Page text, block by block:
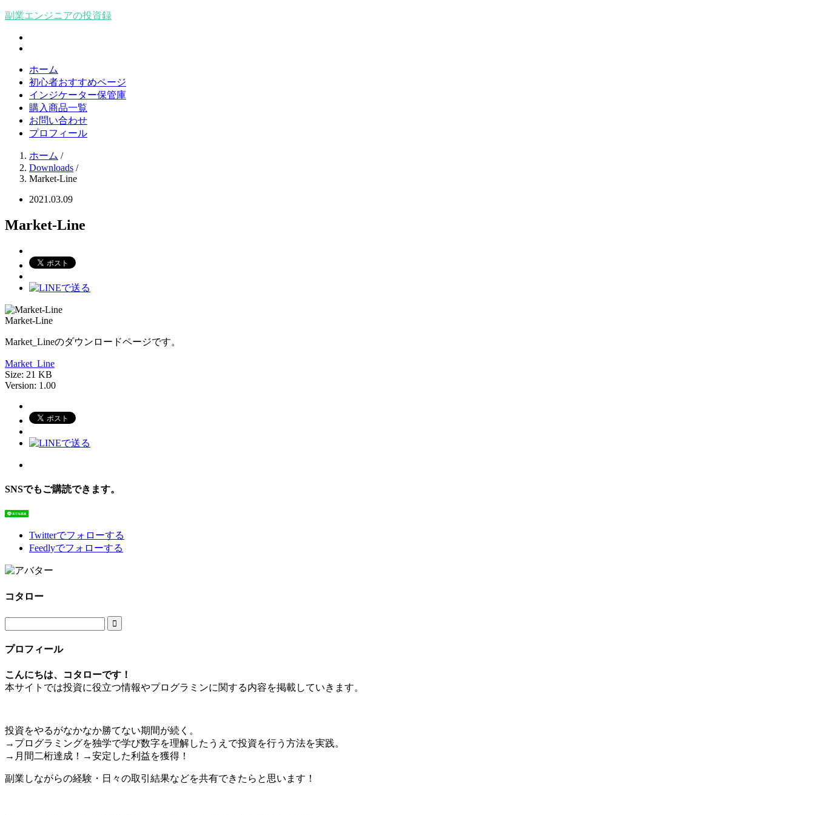
副業エンジニアの投資録
ホーム
初心者おすすめページ
インジケーター保管庫
購入商品一覧
お問い合わせ
プロフィール
ホーム /
Downloads /
Market-Line
2021.03.09
Market-Line
Market-Line
Market_Lineのダウンロードページです。
Market_Line
Size: 21 KB
Version: 1.00
SNSでもご購読できます。
Twitterでフォローする
Feedlyでフォローする
コタロー

プロフィール
こんにちは、コタローです！
本サイトでは投資に役立つ情報やプログラミンに関する内容を掲載していきます。
投資をやるがなかなか勝てない期間が続く。
→プログラミングを独学で学び数字を理解したうえで投資を行う方法を実践。
→月間二桁達成！→安定した利益を獲得！
副業しながらの経験・日々の取引結果などを共有できたらと思います！